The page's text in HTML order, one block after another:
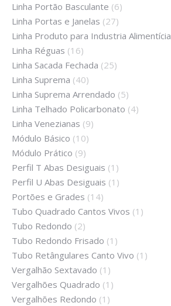
Linha Portão Basculante (6)
Linha Portas e Janelas (27)
Linha Produto para Industria Alimentícia
Linha Réguas (16)
Linha Sacada Fechada (25)
Linha Suprema (40)
Linha Suprema Arrendado (5)
Linha Telhado Policarbonato (4)
Linha Venezianas (9)
Módulo Básico (10)
Módulo Prático (9)
Perfil T Abas Desiguais (1)
Perfil U Abas Desiguais (1)
Portões e Grades (14)
Tubo Quadrado Cantos Vivos (1)
Tubo Redondo (2)
Tubo Redondo Frisado (1)
Tubo Retângulares Canto Vivo (1)
Vergalhão Sextavado (1)
Vergalhões Quadrado (1)
Vergalhões Redondo (1)